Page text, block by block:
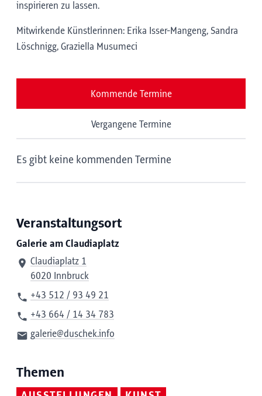
inspirieren zu lassen.
Mitwirkende Künstlerinnen: Erika Isser-Mangeng, Sandra
Löschnigg, Graziella Musumeci
Kommende Termine
Vergangene Termine
Es gibt keine kommenden Termine
Veranstaltungsort
Galerie am Claudiaplatz
Claudiaplatz 1
6020 Innbruck
+43 512 / 93 49 21
+43 664 / 14 34 783
galerie@duschek.info
Themen